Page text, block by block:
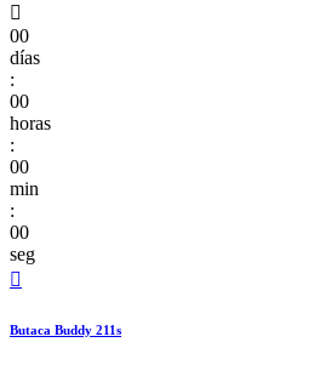

00
días
:
00
horas
:
00
min
:
00
seg

Butaca Buddy 211s